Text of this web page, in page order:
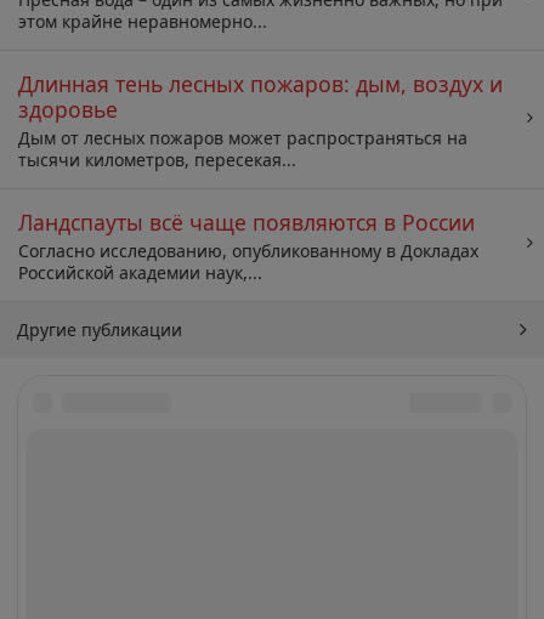
этом крайне неравномерно...
Длинная тень лесных пожаров: дым, воздух и
здоровье
Дым от лесных пожаров может распространяться на
тысячи километров, пересекая...
Ландспауты всё чаще появляются в России
Согласно исследованию, опубликованному в Докладах
Российской академии наук,...
Другие публикации